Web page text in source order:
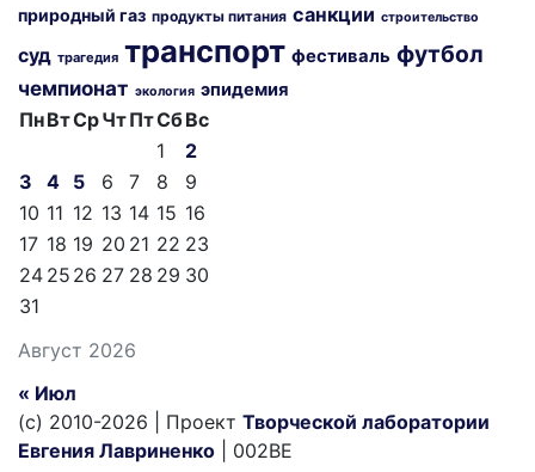
природный газ продукты питания санкции строительство
суд трагедия транспорт фестиваль футбол
чемпионат экология эпидемия
Август 2026
ПнВтСрЧтПтСбВс
1
2
3
4 5 6 7 8
9
10 11 12 13 14 15 16
17 18 19 20 21 22 23
24 25 26 27 28 29 30
31
« Июл
(c) 2010-2026 | Проект Творческой лаборатории
Евгения Лавриненко | 002BE